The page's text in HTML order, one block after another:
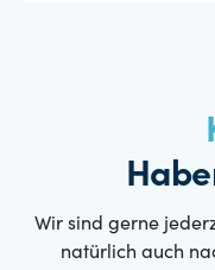
Wir sind gerne
natürlich auch